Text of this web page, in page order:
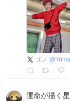
ユノ @
運命が描く